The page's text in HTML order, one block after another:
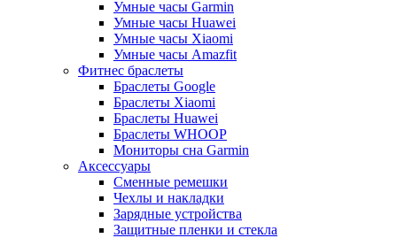
Умные часы Garmin
Умные часы Huawei
Умные часы Xiaomi
Умные часы Amazfit
Фитнес браслеты
Браслеты Google
Браслеты Xiaomi
Браслеты Huawei
Браслеты WHOOP
Мониторы сна Garmin
Аксессуары
Сменные ремешки
Чехлы и накладки
Зарядные устройства
Защитные пленки и стекла